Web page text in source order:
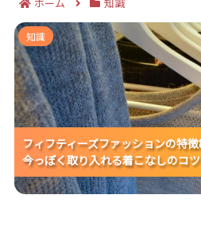
フィフティーズファッションの
を今っぽく取り入れる
フィフティーズファッションの特
今っぽく取り入れる着こなしのコツ
フィフティーズファッションの特
今っぽく取り入れる着こなしのコツ
フィフティーズファッションの特
今っぽく取り入れる着こなしのコツ
知識